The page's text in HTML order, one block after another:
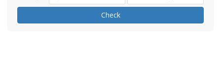
Check